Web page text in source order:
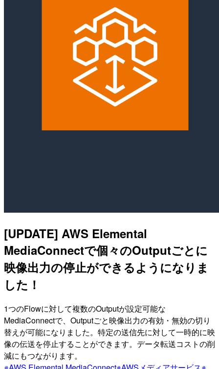
[UPDATE] AWS Elemental
MediaConnectで個々のOutputごとに
映像出力の停止ができるようになりま
した！
1つのFlowに対して複数のOutputが設定可能な
MediaConnectで、Outputごと映像出力の有効・無効の切り
替えが可能になりました。特定の送信先に対して一時的に映
像の伝送を停止することができます。データ転送コストの削
減にもつながります。